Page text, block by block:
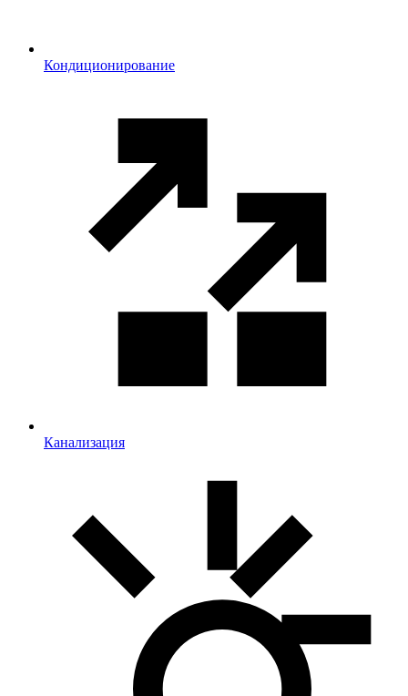
Кондиционирование
Канализация